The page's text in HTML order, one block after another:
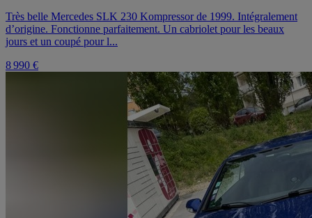
Très belle Mercedes SLK 230 Kompressor de 1999. Intégralement
d’origine. Fonctionne parfaitement. Un cabriolet pour les beaux
jours et un coupé pour l...
8 990 €